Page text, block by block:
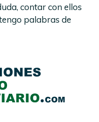
contar con ellos
palabras de